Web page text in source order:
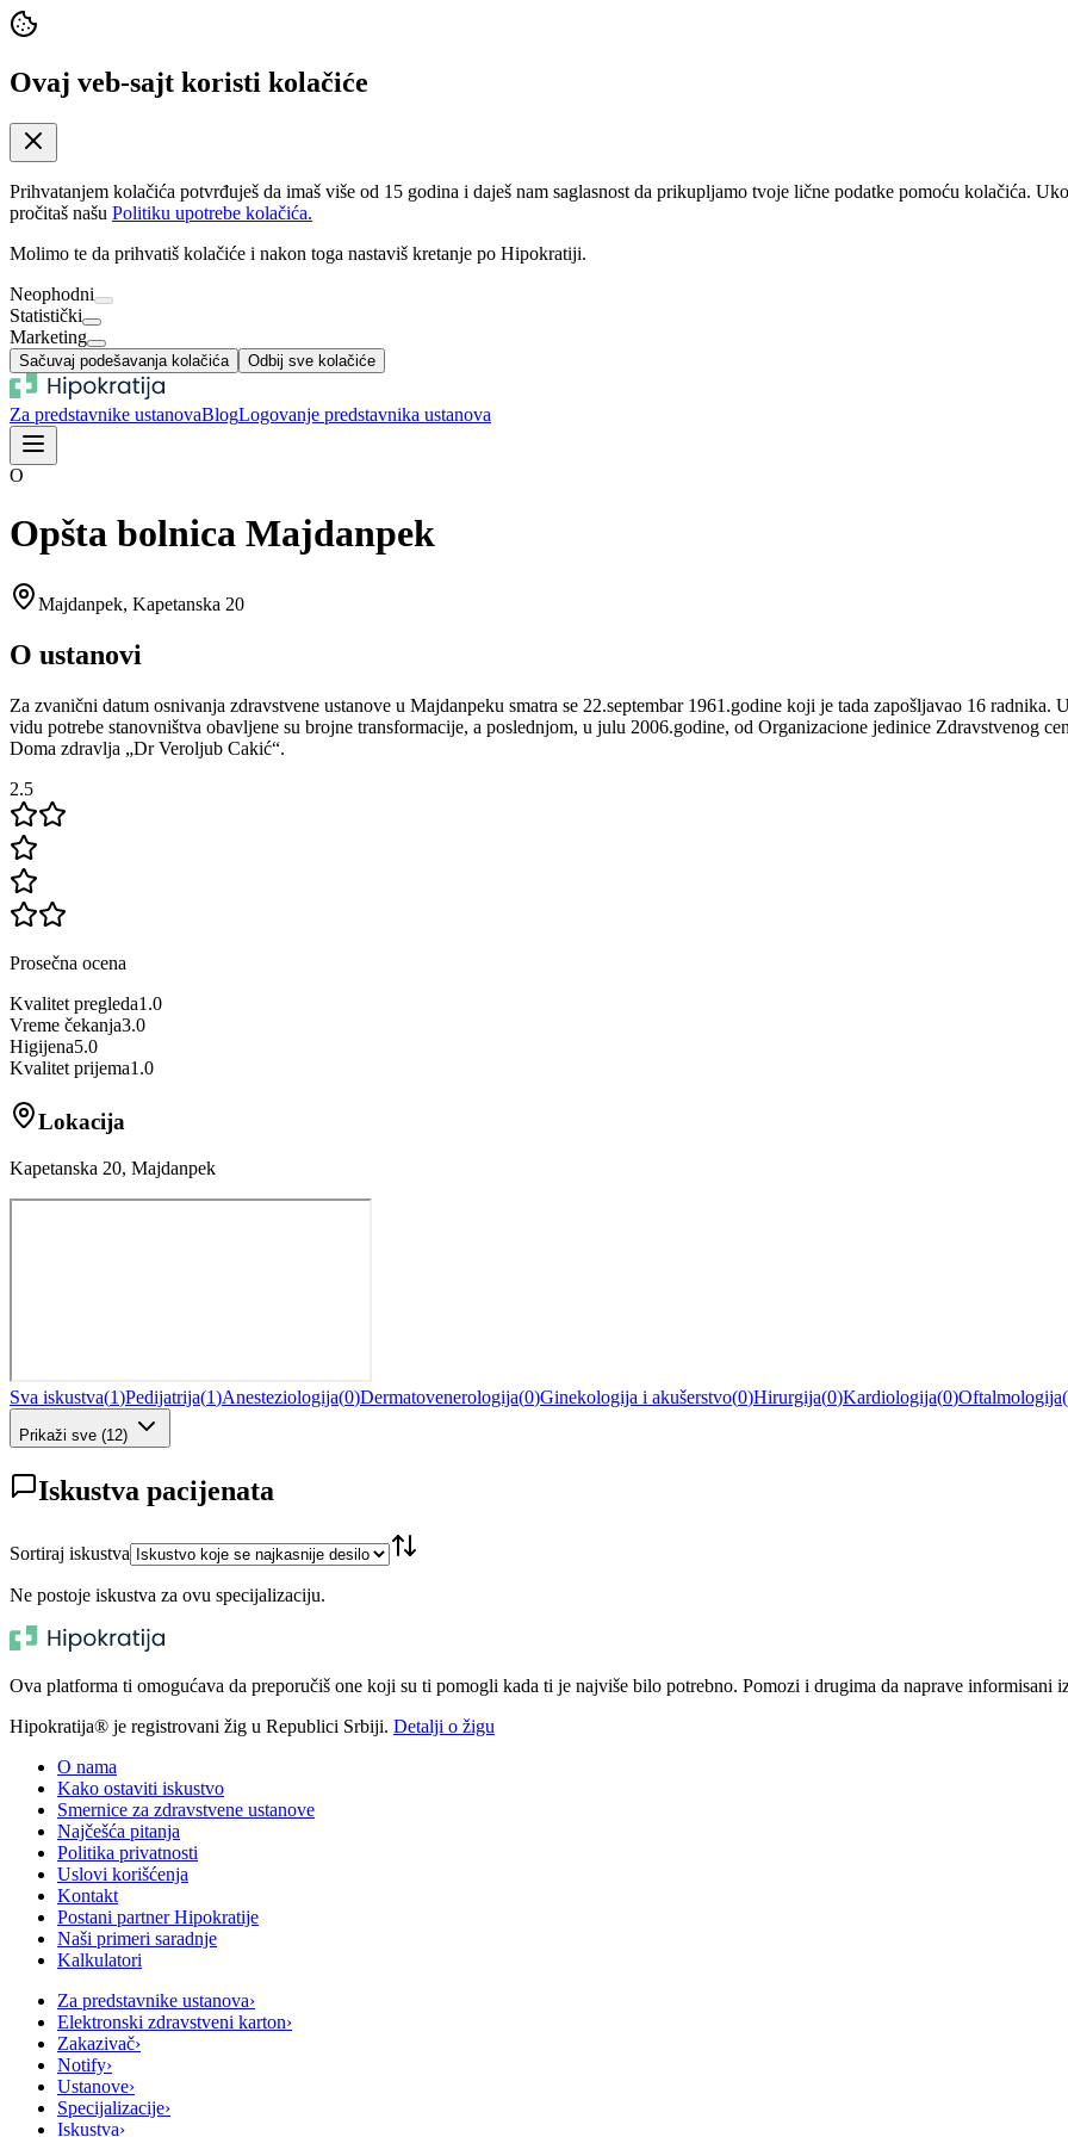
Ovaj veb-sajt koristi kolačiće
Prihvatanjem kolačića potvrđuješ da imaš više od 15 godina i daješ nam saglasnost da prikupljamo tvoje lične podatke pomoću kolačića.
pročitaš našu Politiku upotrebe kolačića.
Molimo te da prihvatiš kolačiće i nakon toga nastaviš kretanje po Hipokratiji.
Neophodni
Statistički
Marketing
Sačuvaj podešavanja kolačića Odbij sve kolačiće
Za predstavnike ustanovaBlogLogovanje predstavnika ustanova
O
Opšta bolnica Majdanpek
Majdanpek, Kapetanska 20
O ustanovi
Za zvanični datum osnivanja zdravstvene ustanove u Majdanpeku smatra se 22.septembar 1961.godine koji je tada zapošljavao 16
vidu potrebe stanovništva obavljene su brojne transformacije, a poslednjom, u julu 2006.godine, od Organizacione jedinice Zdravstvenog
Doma zdravlja „Dr Veroljub Cakić“.
2.5
Prosečna ocena
Kvalitet pregleda1.0
Vreme čekanja3.0
Higijena5.0
Kvalitet prijema1.0
Lokacija
Kapetanska 20, Majdanpek
Sva iskustva(1)Pedijatrija(1)Anesteziologija(0)Dermatovenerologija(0)Ginekologija i akušerstvo(0)Hirurgija(0)Kardiologija(0)Oftalmologija(
Prikaži sve (12)
Iskustva pacijenata
Sortiraj iskustva
Ne postoje iskustva za ovu specijalizaciju.
Ova platforma ti omogućava da preporučiš one koji su ti pomogli kada ti je najviše bilo potrebno. Pomozi i drugima da naprave informisani
Hipokratija® je registrovani žig u Republici Srbiji. Detalji o žigu
O nama
Kako ostaviti iskustvo
Smernice za zdravstvene ustanove
Najčešća pitanja
Politika privatnosti
Uslovi korišćenja
Kontakt
Postani partner Hipokratije
Naši primeri saradnje
Kalkulatori
Za predstavnike ustanova›
Elektronski zdravstveni karton›
Zakazivač›
Notify›
Ustanove›
Specijalizacije›
Iskustva›